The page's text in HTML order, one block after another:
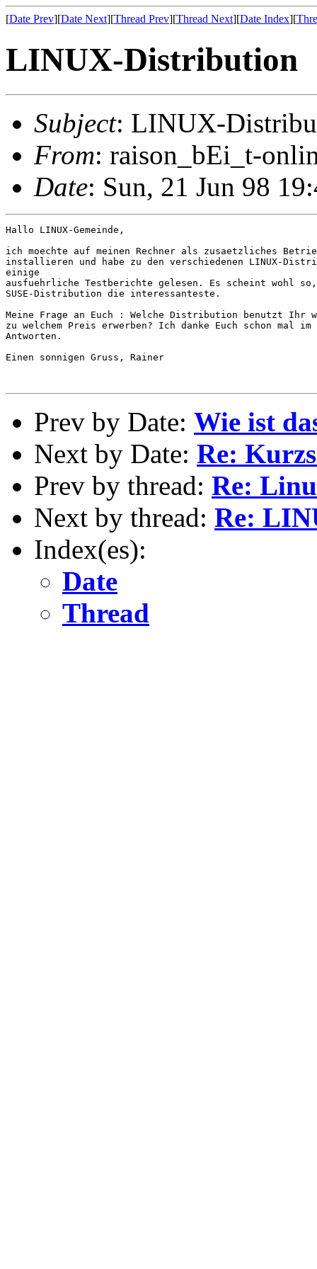
[Date Prev][Date Next][Thread Prev][Thread Next][Date Index][
LINUX-Distribution
Subject: LINUX-
From: raison_bEi_t-
Date: Sun, 21 Jun 98
Hallo LINUX-Gemeinde,
ich moechte auf meinen Rechner als zusaetzliches
installieren und habe zu den verschiedenen LINUX-
einige
ausfuehrliche Testberichte gelesen. Es scheint wohl
SUSE-Distribution die interessanteste.
Meine Frage an Euch : Welche Distribution benutzt Ihr
zu welchem Preis erwerben? Ich danke Euch schon mal
Antworten.
Einen sonnigen Gruss, Rainer
Prev by Date: Wie ist
Next by Date: Re:
Prev by thread: Re:
Next by thread: Re:
Index(es):
Date
Thread